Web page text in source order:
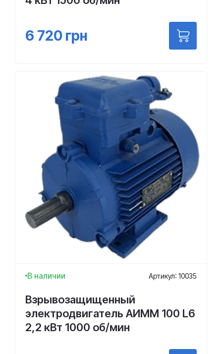
6 720 грн
В наличии Артикул: 10035
Взрывозащищенный
электродвигатель АИММ 100 L6
2,2 кВт 1000 об/мин